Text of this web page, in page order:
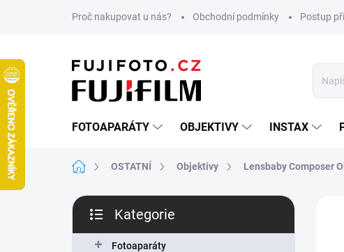
Proč nakupovat u nás? Obchodní podmínky Postup
FOTOAPARÁTY OBJEKTIVY INSTAX
Domů OSTATNÍ Objektivy Lensbaby Composer
P
s
kategorie
Kategorie
Fotoaparáty